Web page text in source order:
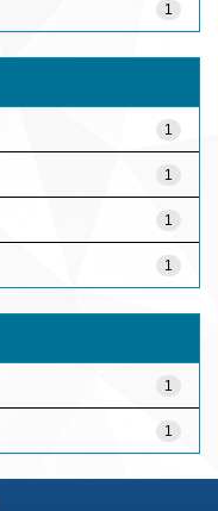
1
1
1
1
1
1
1